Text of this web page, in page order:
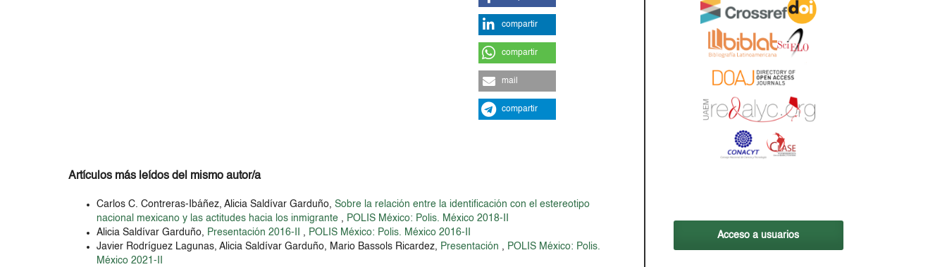
compartir
compartir
mail
compartir
Artículos más leídos del mismo autor/a
Carlos C. Contreras-Ibáñez, Alicia Saldívar Garduño,Sobre la relación entre la identificación con el estereotipo
nacional mexicano y las actitudes hacia los inmigrante , POLIS México: Polis. México 2018-II
Alicia Saldívar Garduño, Presentación 2016-II , POLIS México: Polis. México 2016-II
Javier Rodríguez Lagunas, Alicia Saldívar Garduño, Mario Bassols Ricardez, Presentación , POLIS México: Polis.
México 2021-II
Acceso a usuarios